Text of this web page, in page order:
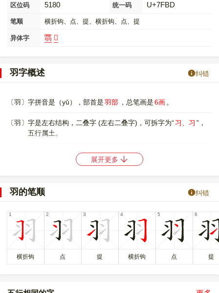
区位码 5180 统一码 U+7FBD
笔顺 横折钩、点、提、横折钩、点、提
异体字 䨒 𦏲
羽字概述 纠错
〔羽〕字拼音是（yǔ），部首是羽部 ，总笔画是6画 。
〔羽〕字是左右结构，二叠字 (左右二叠字)，可拆字为“习、习 ”，
五行属土。
〔羽〕字造字法是象形。甲骨文字形，象羽毛形，即鸟的长翎( líng
)形。“羽”是汉字的一个部首，从“羽”的字多与羽毛有关。本义
〔羽〕字仓颉码是 17120，郑
〔羽〕字的UNICODE是 U+7FBD ，位于UNICODE的中日韩统一表
意文字 (基本汉字)
，10进制： 32701，UTF-32：
《通用规范汉字表》 一级字表 中，序号 ，属
展开更多
羽的笔顺 纠错
横折钩 点 提 横折钩 点 提